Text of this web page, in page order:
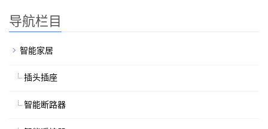
导航栏目
智能家居
插头插座
智能断路器